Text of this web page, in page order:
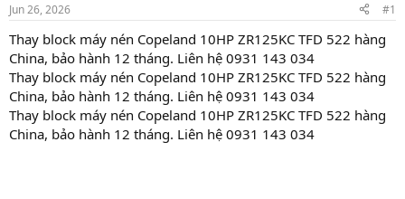
t
a
r
t
e
r
t
e
Jun 26, 2026 #1
Thay block máy nén Copeland 10HP ZR125KC TFD 522 hàng
China, bảo hành 12 tháng. Liên hệ 0931 143 034
Thay block máy nén Copeland 10HP ZR125KC TFD 522 hàng
China, bảo hành 12 tháng. Liên hệ 0931 143 034
Thay block máy nén Copeland 10HP ZR125KC TFD 522 hàng
China, bảo hành 12 tháng. Liên hệ 0931 143 034